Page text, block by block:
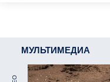
МУЛЬТИМЕДИА